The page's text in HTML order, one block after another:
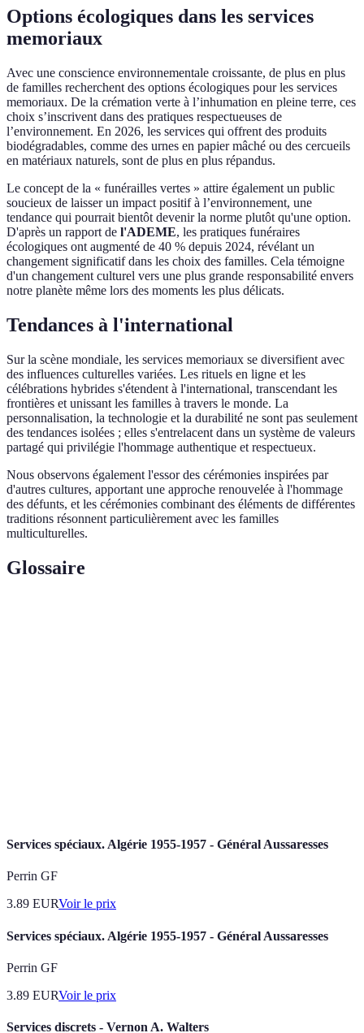
Options écologiques dans les services
memoriaux
Avec une conscience environnementale croissante, de plus en plus
de familles recherchent des options écologiques pour les services
memoriaux. De la crémation verte à l’inhumation en pleine terre, ces
choix s’inscrivent dans des pratiques respectueuses de
l’environnement. En 2026, les services qui offrent des produits
biodégradables, comme des urnes en papier mâché ou des cercueils
en matériaux naturels, sont de plus en plus répandus.
Le concept de la « funérailles vertes » attire également un public
soucieux de laisser un impact positif à l’environnement, une
tendance qui pourrait bientôt devenir la norme plutôt qu'une option.
D'après un rapport de l'ADEME, les pratiques funéraires
écologiques ont augmenté de 40 % depuis 2024, révélant un
changement significatif dans les choix des familles. Cela témoigne
d'un changement culturel vers une plus grande responsabilité envers
notre planète même lors des moments les plus délicats.
Tendances à l'international
Sur la scène mondiale, les services memoriaux se diversifient avec
des influences culturelles variées. Les rituels en ligne et les
célébrations hybrides s'étendent à l'international, transcendant les
frontières et unissant les familles à travers le monde. La
personnalisation, la technologie et la durabilité ne sont pas seulement
des tendances isolées ; elles s'entrelacent dans un système de valeurs
partagé qui privilégie l'hommage authentique et respectueux.
Nous observons également l'essor des cérémonies inspirées par
d'autres cultures, apportant une approche renouvelée à l'hommage
des défunts, et les cérémonies combinant des éléments de différentes
traditions résonnent particulièrement avec les familles
multiculturelles.
Glossaire
Services spéciaux. Algérie 1955-1957 - Général Aussaresses
Perrin GF
3.89 EURVoir le prix
Services spéciaux. Algérie 1955-1957 - Général Aussaresses
Perrin GF
3.89 EURVoir le prix
Services discrets - Vernon A. Walters